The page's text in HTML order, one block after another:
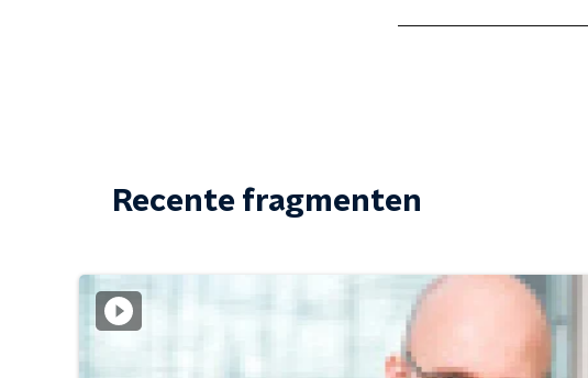
Recente fragmenten